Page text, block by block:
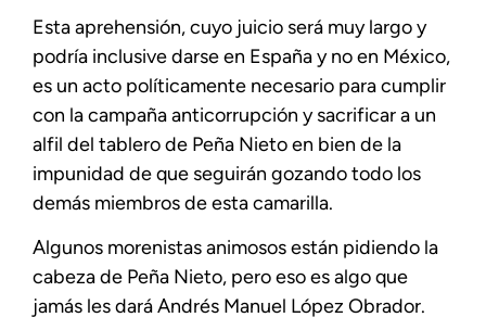
Esta aprehensión, cuyo juicio será muy largo y
podría inclusive darse en España y no en México,
es un acto políticamente necesario para cumplir
con la campaña anticorrupción y sacrificar a un
alfil del tablero de Peña Nieto en bien de la
impunidad de que seguirán gozando todo los
demás miembros de esta camarilla.
Algunos morenistas animosos están pidiendo la
cabeza de Peña Nieto, pero eso es algo que
jamás les dará Andrés Manuel López Obrador.